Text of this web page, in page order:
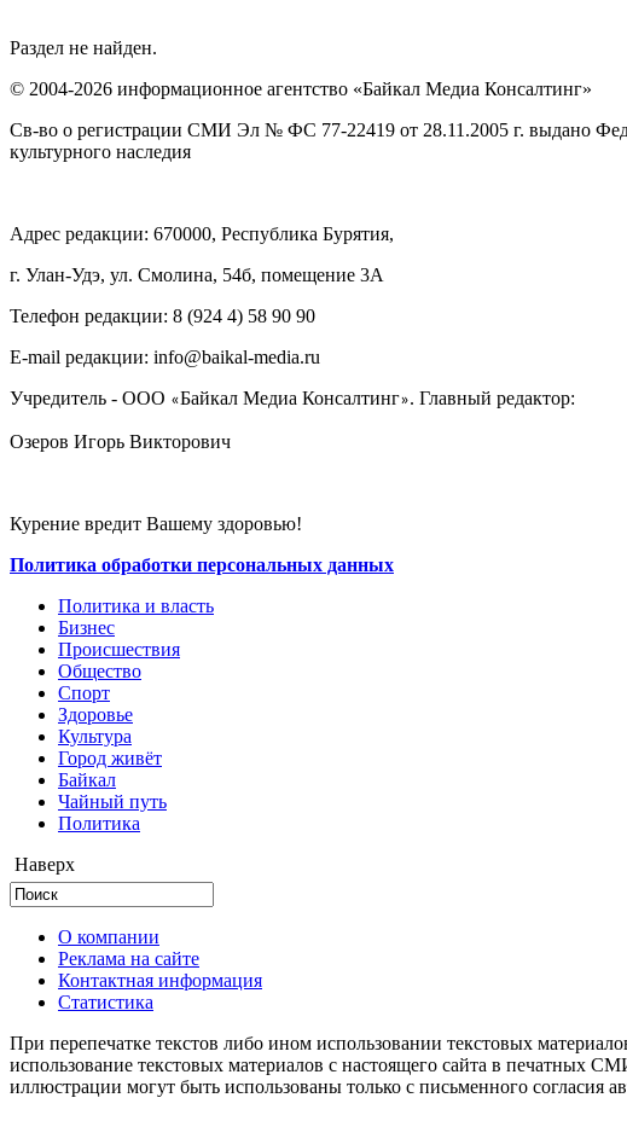
Раздел не найден.
© 2004-2026 информационное агентство «Байкал Медиа Консалтинг»
Св-во о регистрации СМИ Эл № ФС 77-22419 от 28.11.2005 г. выдано
культурного наследия
Адрес редакции: 670000, Республика Бурятия,
г. Улан-Удэ, ул. Смолина, 54б, помещение 3А
Телефон редакции: ‎‎8 (924 4) 58 90 90
E-mail редакции: info@baikal-media.ru
Учредитель - ООО «Байкал Медиа Консалтинг». Главный редактор:
Озеров Игорь Викторович
Курение вредит Вашему здоровью!
Политика обработки персональных данных
Политика и власть
Бизнес
Происшествия
Общество
Cпорт
Здоровье
Культура
Город живёт
Байкал
Чайный путь
Политика
Наверх
О компании
Реклама на сайте
Контактная информация
Статистика
При перепечатке текстов либо ином использовании текстовых
использование текстовых материалов с настоящего сайта в печатных
иллюстрации могут быть использованы только с письменного согласия